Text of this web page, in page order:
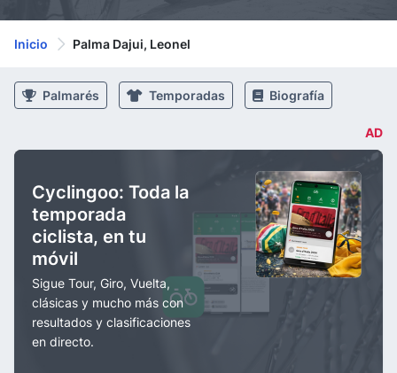
Inicio Palma Dajui, Leonel
Palmarés Temporadas Biografía
AD
Cyclingoo: Toda la
temporada
ciclista, en tu
móvil
Sigue Tour, Giro, Vuelta,
clásicas y mucho más con
resultados y clasificaciones
en directo.